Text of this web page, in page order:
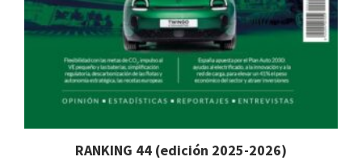
RANKING 44 (edición 2025-2026)